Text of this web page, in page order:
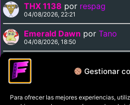
Gestionar
Para ofrecer las mejores experiencias,
THX 1138 por respag
04/08/2026, 22:21
Emerald Dawn por Tano
04/08/2026, 18:50
Curse of the Vampire
04/08/2026, 18:35
Política de